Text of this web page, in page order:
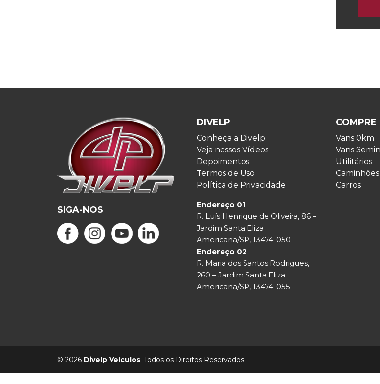
SIGA-NOS
DIVELP
Conheça a Divelp
Veja nossos Vídeos
Depoimentos
Termos de Uso
Política de Privacidade
Endereço 01
R. Luís Henrique de Oliveira, 86 –
Jardim Santa Eliza
Americana/SP, 13474-050
Endereço 02
R. Maria dos Santos Rodrigues,
260 – Jardim Santa Eliza
Americana/SP, 13474-055
COMPRE
Vans 0km
Vans
Utilitários
Caminhões
Carros
© 2026 Divelp Veículos. Todos os Direitos Reservados.